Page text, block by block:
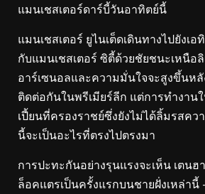
แมนเชสเตอร์ดาร์บี้วันอาทิตย์นี้
แมนเชสเตอร์ ยูไนเต็ดเดินทางไปยังเ
กับแมนเชสเตอร์ ซิตี้ด้วยชัยชนะเหนือ
อาร์เซนอลและความมั่นใจจะสูงขึ้นห
ติดต่อกันในพรีเมียร์ลีก แต่การทำงาน
เปี้ยนที่ครองราชย์ซึ่งยังไม่ได้ลิ้มรสค
นี้จะเป็นอะไรที่ตรงไปตรงมา
การปะทะกันอย่างรุนแรงจะเห็น เตน
ล็อคแตรเป็นครั้งแรกบนชายฝั่งเหล่านี้